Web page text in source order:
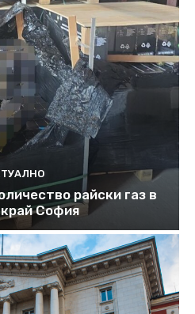
райски газ в
София